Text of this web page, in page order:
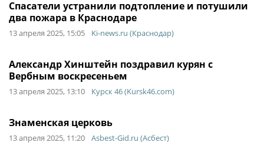
Спасатели устранили подтопление и потушили
два пожара в Краснодаре
13 апреля 2025, 15:05 Ki-news.ru (Краснодар)
Александр Хинштейн поздравил курян с
Вербным воскресеньем
13 апреля 2025, 13:10 Курск 46 (Kursk46.com)
Знаменская церковь
13 апреля 2025, 11:20 Asbest-Gid.ru (Асбест)